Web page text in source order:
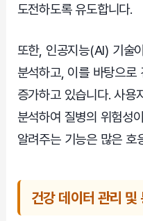
도전하도록 유도합니다.
또한, 인공지능(AI) 기술
분석하고, 이를 바탕으로
증가하고 있습니다. 사용
분석하여 질병의 위험성
알려주는 기능은 많은 호
건강 데이터 관리 및